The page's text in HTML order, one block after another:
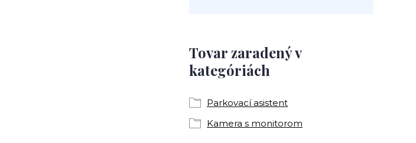
Tovar zaradený v
kategóriách
Parkovací asistent
Kamera s monitorom